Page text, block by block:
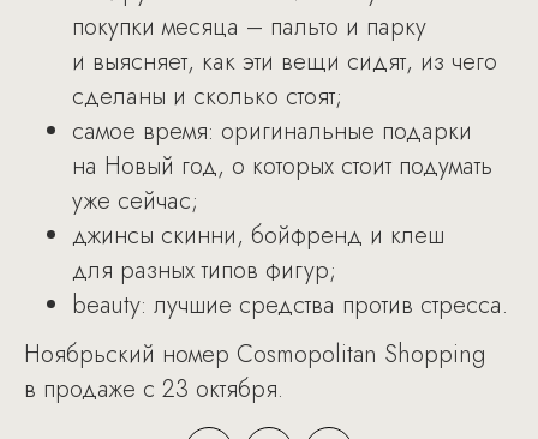
покупки месяца – пальто и парку
и выясняет, как эти вещи сидят, из чего
сделаны и сколько стоят;
самое время: оригинальные подарки
на Новый год, о которых стоит подумать
уже сейчас;
джинсы скинни, бойфренд и клеш
для разных типов фигур;
beauty: лучшие средства против стресса.
Ноябрьский номер Cosmopolitan Shopping
в продаже с 23 октября.